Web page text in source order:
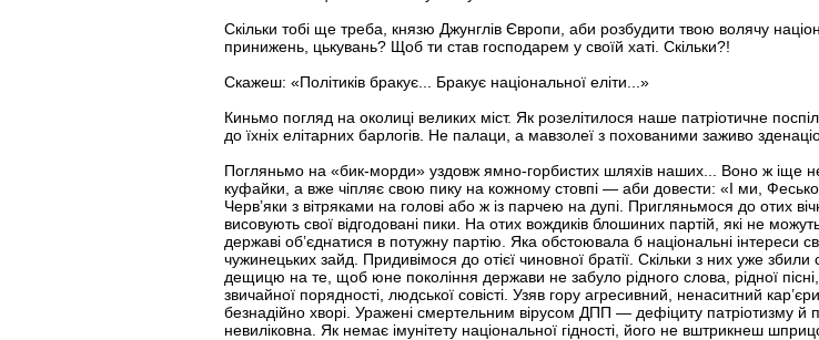
Скільки тобі ще треба, князю Джунглів Європи, аби розбудити твою волячу
принижень, цькувань? Щоб ти став господарем у своїй хаті. Скільки?!
Скажеш: «Політиків бракує... Бракує національної еліти...»
Киньмо погляд на околиці великих міст. Як розелітилося наше патріотичне
до їхніх елітарних барлогів. Не палаци, а мавзолеї з похованими заживо
Погляньмо на «бик-морди» уздовж ямно-горбистих шляхів наших... Воно ж іще
куфайки, а вже чіпляє свою пику на кожному стовпі — аби довести: «І ми,
Черв’яки з вітряками на голові або ж із парчею на дупі. Пригляньмося до отих
висовують свої відгодовані пики. На отих вождиків блошиних партій, які не
державі об’єднатися в потужну партію. Яка обстоювала б національні
чужинецьких зайд. Придивімося до отієї чиновної братії. Скільки з них уже
дещицю на те, щоб юне покоління держави не забуло рідного слова, рідної
звичайної порядності, людської совісті. Узяв гору агресивний, ненаситний
безнадійно хворі. Уражені смертельним вірусом ДПП — дефіциту патріотизму
невиліковна. Як немає імунітету національної гідності, його не вштрикнеш